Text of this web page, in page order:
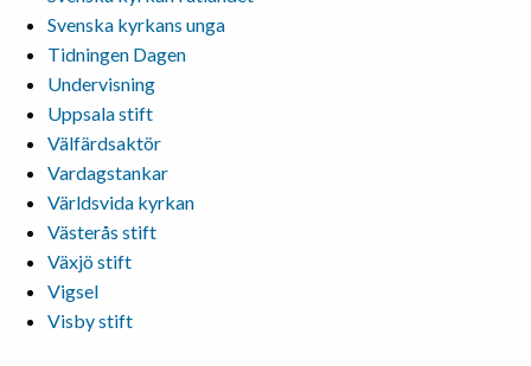
Svenska kyrkans unga
Tidningen Dagen
Undervisning
Uppsala stift
Välfärdsaktör
Vardagstankar
Världsvida kyrkan
Västerås stift
Växjö stift
Vigsel
Visby stift